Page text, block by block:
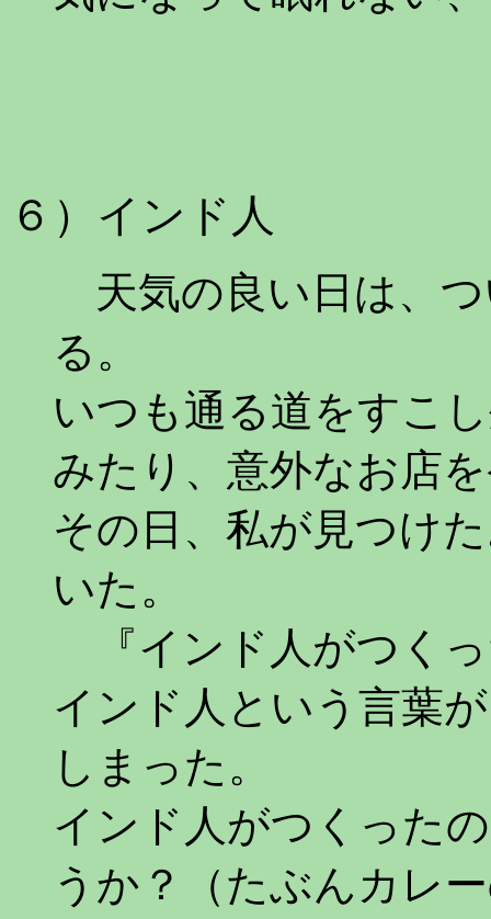
６）インド人
天気の良い日は、
る。
いつも通る道をすこ
みたり、意外なお店
その日、私が見つけ
いた。
『インド人がつく
インド人という言葉
しまった。
インド人がつくった
うか？（たぶんカレ